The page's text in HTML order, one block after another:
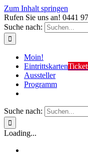
Zum Inhalt springen
Rufen Sie uns an! 0441
Suche nach:
Moin!
Eintrittskarten
Aussteller
Programm
Suche nach:
Loading...